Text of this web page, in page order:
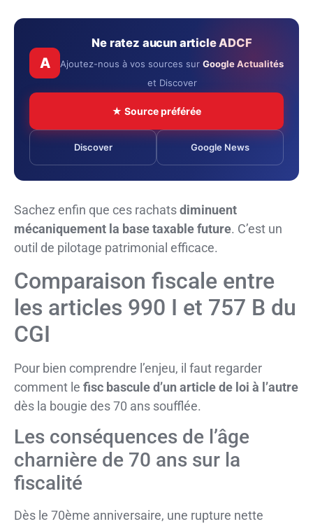
A
Ne ratez aucun article ADCF
Ajoutez-nous à vos sources sur Google Actualités
et Discover
★ Source préférée
Discover Google News
Sachez enfin que ces rachatsdiminuent
mécaniquement la base taxable future. C’est un
outil de pilotage patrimonial efficace.
Comparaison fiscale entre
les articles 990 I et 757 B du
CGI
Pour bien comprendre l’enjeu, il faut regarder
comment le fisc bascule d’un article de loi à l’autre
dès la bougie des 70 ans soufflée.
Les conséquences de l’âge
charnière de 70 ans sur la
fiscalité
Dès le 70ème anniversaire, une rupture nette